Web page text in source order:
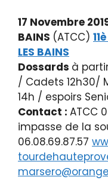
17 Novembre
BAINS (ATCC)
LES BAINS
Dossards à
/ Cadets 12h30/
14h / espoirs
Contact : ATCC
impasse de la
06.08.69.87.57